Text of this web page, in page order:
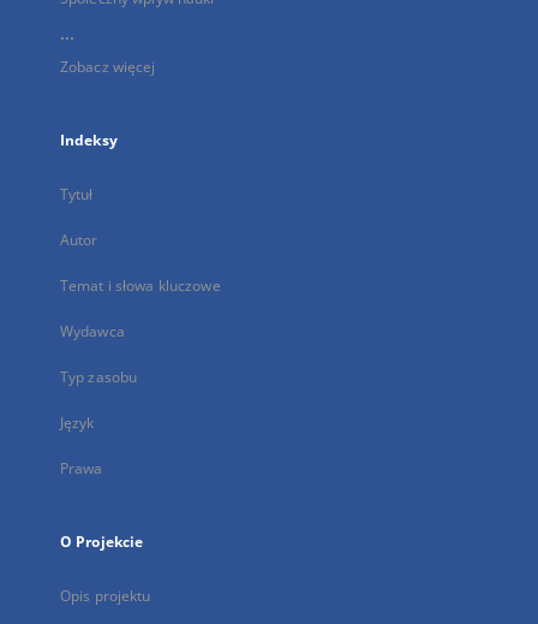
...
Zobacz więcej
Indeksy
Tytuł
Autor
Temat i słowa kluczowe
Wydawca
Typ zasobu
Język
Prawa
O Projekcie
Opis projektu